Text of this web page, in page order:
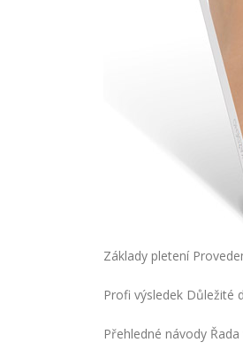
Základy pletení
Profi výsledek Důležité
Přehledné návody